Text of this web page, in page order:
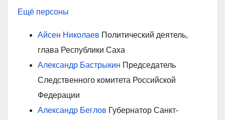
Ещё персоны
Айсен Николаев Политический деятель,
глава Республики Саха
Александр Бастрыкин Председатель
Следственного комитета Российской
Федерации
Александр Беглов Губернатор Санкт-